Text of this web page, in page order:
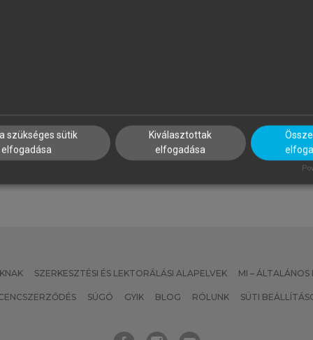
immunológia alapjai
SZERKESZTÉSI ÉS LEKTORÁLÁSI ALAPELVEK MI – ÁLTALÁNOS
SÚGÓ GYIK BLOG RÓLUNK SÜTI
szükséges sütik
elfogadása
Kiválasztottak
elfogadása